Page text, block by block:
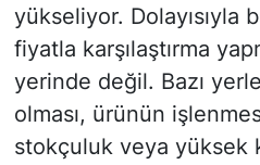
yükseliyor. Dolayısıyla
fiyatla karşılaştırma
yerinde değil. Bazı
olması, ürünün
stokçuluk veya yüksek